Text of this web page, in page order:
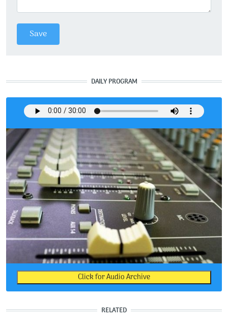
DAILY PROGRAM
Click for Audio Archive
RELATED